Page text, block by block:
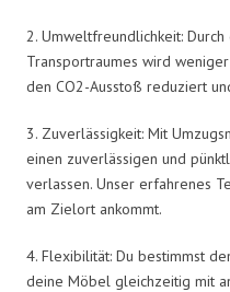
2. Umweltfreundlichkeit:
Transportraumes wird
den CO2-Ausstoß reduziert
3. Zuverlässigkeit: Mit
einen zuverlässigen und
verlassen. Unser erfahrenes
am Zielort ankommt.
4. Flexibilität: Du bestimmst
deine Möbel gleichzeitig mit